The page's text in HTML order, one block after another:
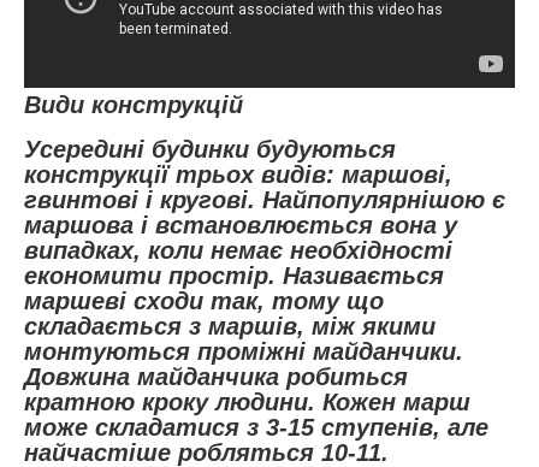
Види конструкцій
Усередині будинки будуються
конструкції трьох видів: маршові,
гвинтові і кругові. Найпопулярнішою є
маршова і встановлюється вона у
випадках, коли немає необхідності
економити простір. Називається
маршеві сходи так, тому що
складається з маршів, між якими
монтуються проміжні майданчики.
Довжина майданчика робиться
кратною кроку людини. Кожен марш
може складатися з 3-15 ступенів, але
найчастіше робляться 10-11.